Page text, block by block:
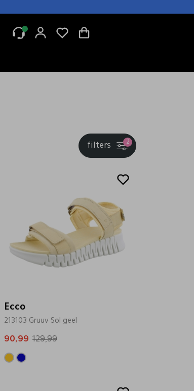
2
filters
Ecco
213103 Gruuv Sol geel
90,99 129,99